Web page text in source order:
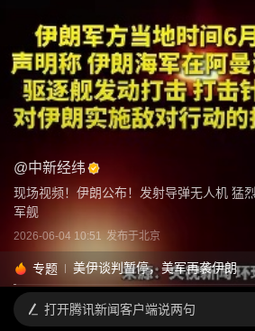
@中新经纬
现场视频！伊朗公布！发射导弹无人机 猛
军舰
2026-06-04 10:51 发布于北京
专题 美伊谈判暂停，美军再袭伊朗
打开腾讯新闻客户端说两句